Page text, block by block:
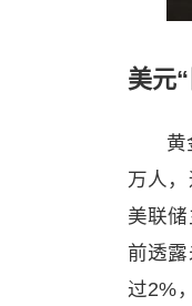
美元
黄
万人
美联
前透
过2%